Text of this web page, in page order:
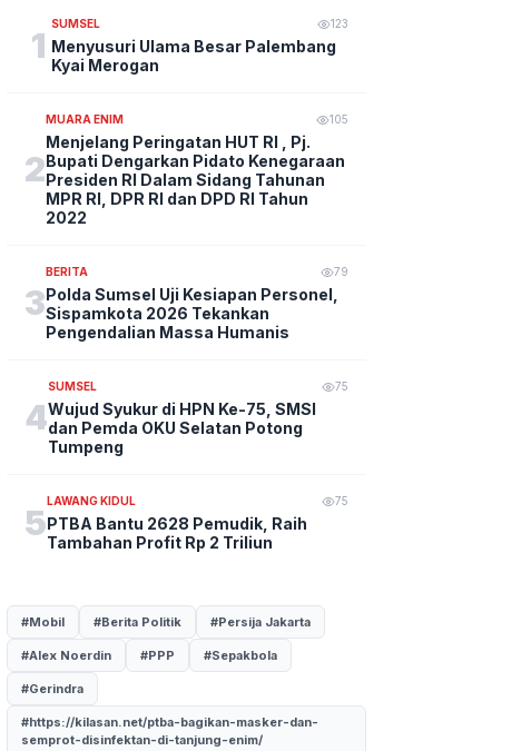
1
SUMSEL 123
Menyusuri Ulama Besar Palembang
Kyai Merogan
2
MUARA ENIM 105
Menjelang Peringatan HUT RI , Pj.
Bupati Dengarkan Pidato Kenegaraan
Presiden RI Dalam Sidang Tahunan
MPR RI, DPR RI dan DPD RI Tahun
2022
3
BERITA 79
Polda Sumsel Uji Kesiapan Personel,
Sispamkota 2026 Tekankan
Pengendalian Massa Humanis
4
SUMSEL 75
Wujud Syukur di HPN Ke-75, SMSI
dan Pemda OKU Selatan Potong
Tumpeng
5
LAWANG KIDUL 75
PTBA Bantu 2628 Pemudik, Raih
Tambahan Profit Rp 2 Triliun
#Mobil #Berita Politik #Persija Jakarta
#Alex Noerdin #PPP #Sepakbola
#Gerindra
#https://kilasan.net/ptba-bagikan-masker-dan-
semprot-disinfektan-di-tanjung-enim/